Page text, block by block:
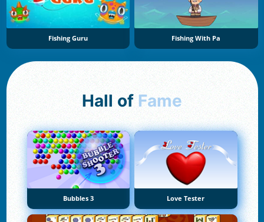
Fishing Guru Fishing With Pa
Hall of Fame
Bubbles 3 Love Tester